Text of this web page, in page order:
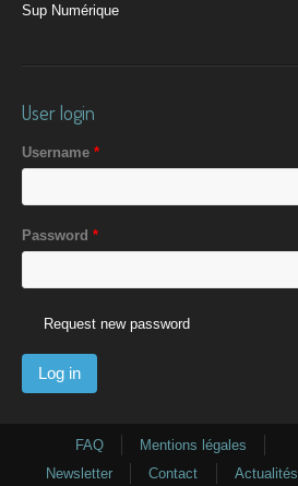
Sup Numérique
User login
Username *
Password *
Request new password
FAQ
Mentions légales
Newsletter
Contact
Actualités